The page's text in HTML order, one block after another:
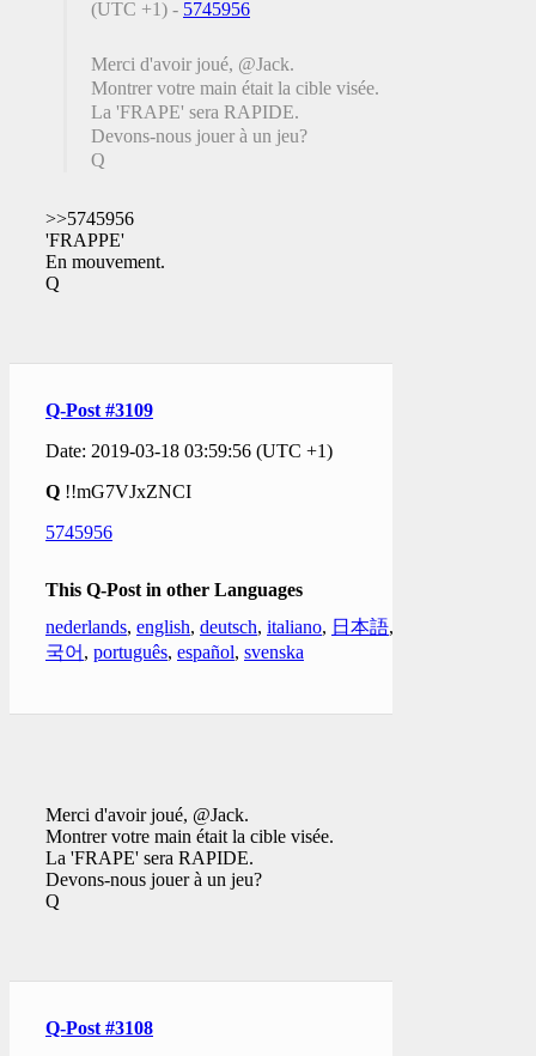
(UTC +1) - 5745956
Merci d'avoir joué, @Jack.
Montrer votre main était la cible visée.
La 'FRAPE' sera RAPIDE.
Devons-nous jouer à un jeu?
Q
>>5745956
'FRAPPE'
En mouvement.
Q
Q-Post #3109
Date: 2019-03-18 03:59:56 (UTC +1)
Q !!mG7VJxZNCI
5745956
This Q-Post in other Languages
nederlands, english, deutsch, italiano, 日本語,
국어 , português, español, svenska
Merci d'avoir joué, @Jack.
Montrer votre main était la cible visée.
La 'FRAPE' sera RAPIDE.
Devons-nous jouer à un jeu?
Q
Q-Post #3108